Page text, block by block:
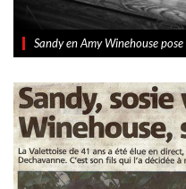
Sandy en Amy Winehouse